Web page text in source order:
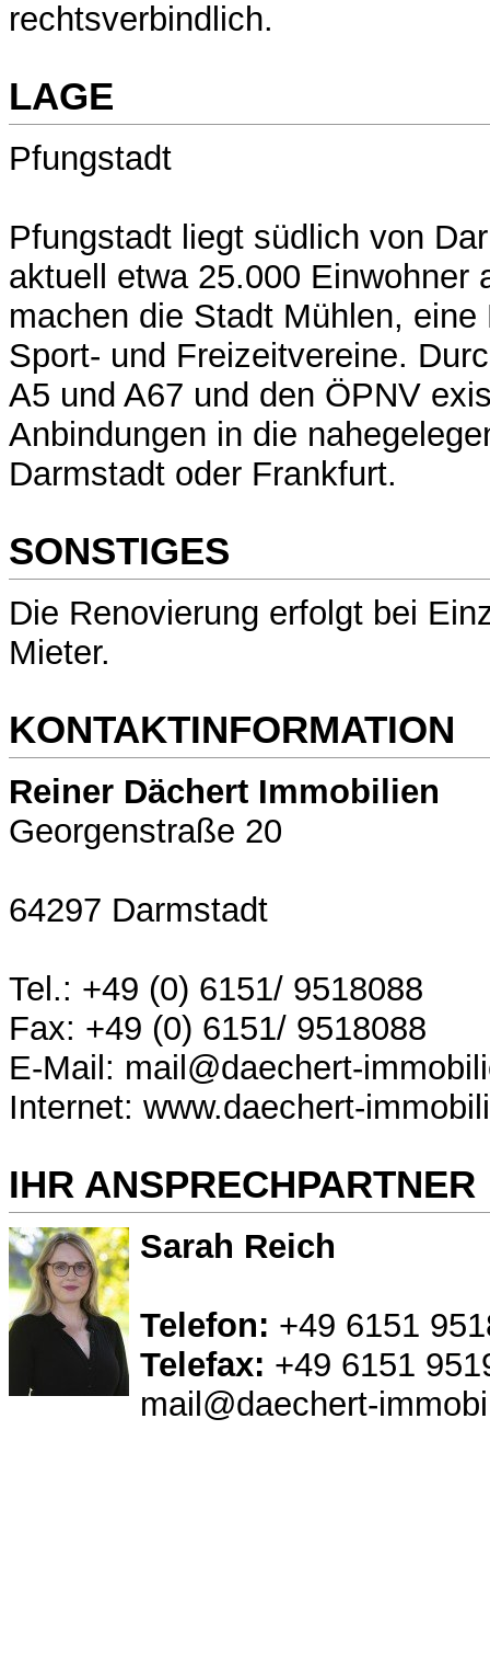
rechtsverbindlich.
LAGE
Pfungstadt
Pfungstadt liegt südlich von
aktuell etwa 25.000 Einwohner
machen die Stadt Mühlen,
Sport- und Freizeitvereine.
A5 und A67 und den ÖPNV
Anbindungen in die
Darmstadt oder Frankfurt.
SONSTIGES
Die Renovierung erfolgt bei
Mieter.
KONTAKTINFORMATION
Reiner Dächert Immobilien
Georgenstraße 20
64297 Darmstadt
Tel.: +49 (0) 6151/ 9518088
Fax: +49 (0) 6151/ 9518088
E-Mail: mail@daechert-
Internet: www.daechert-
IHR ANSPRECHPARTNER
Sarah Reich
Telefon: +49 6151
Telefax: +49 6151
mail@daechert-